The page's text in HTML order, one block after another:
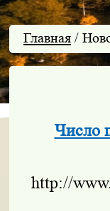
Главная /
Число
http://